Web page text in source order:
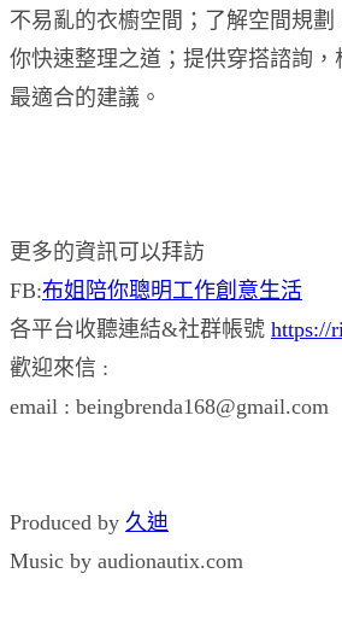
不易亂的衣櫥空間；了解空間規
你快速整理之道；提供穿搭諮詢
最適合的建議。
更多的資訊可以拜訪
FB:布姐陪你聰明工作創意生活
各平台收聽連結&社群帳號 https://
歡迎來信 :
email : beingbrenda168@gmail.com
Produced by 久迪
Music by audionautix.com